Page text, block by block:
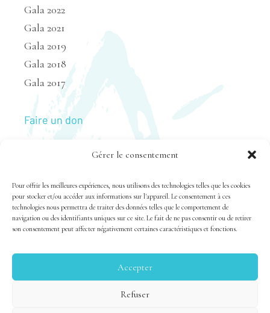
Gérer le consentement
Pour offrir les meilleures expériences, nous utilisons des technologies telles que les cookies
pour stocker et/ou accéder aux informations sur l'appareil. Le consentement à ces
technologies nous permettra de traiter des données telles que le comportement de
navigation ou des identifiants uniques sur ce site. Le fait de ne pas consentir ou de retirer
son consentement peut affecter négativement certaines caractéristiques et fonctions.
Accepter
Refuser
Gala 2022
Gala 2021
Gala 2019
Gala 2018
Gala 2017
Faire un don
Tous droits réservés 1983-2020 FSAL /